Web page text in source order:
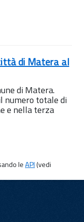
di Matera al
di Matera.
numero totale di
e nella terza
leAPI(vedi